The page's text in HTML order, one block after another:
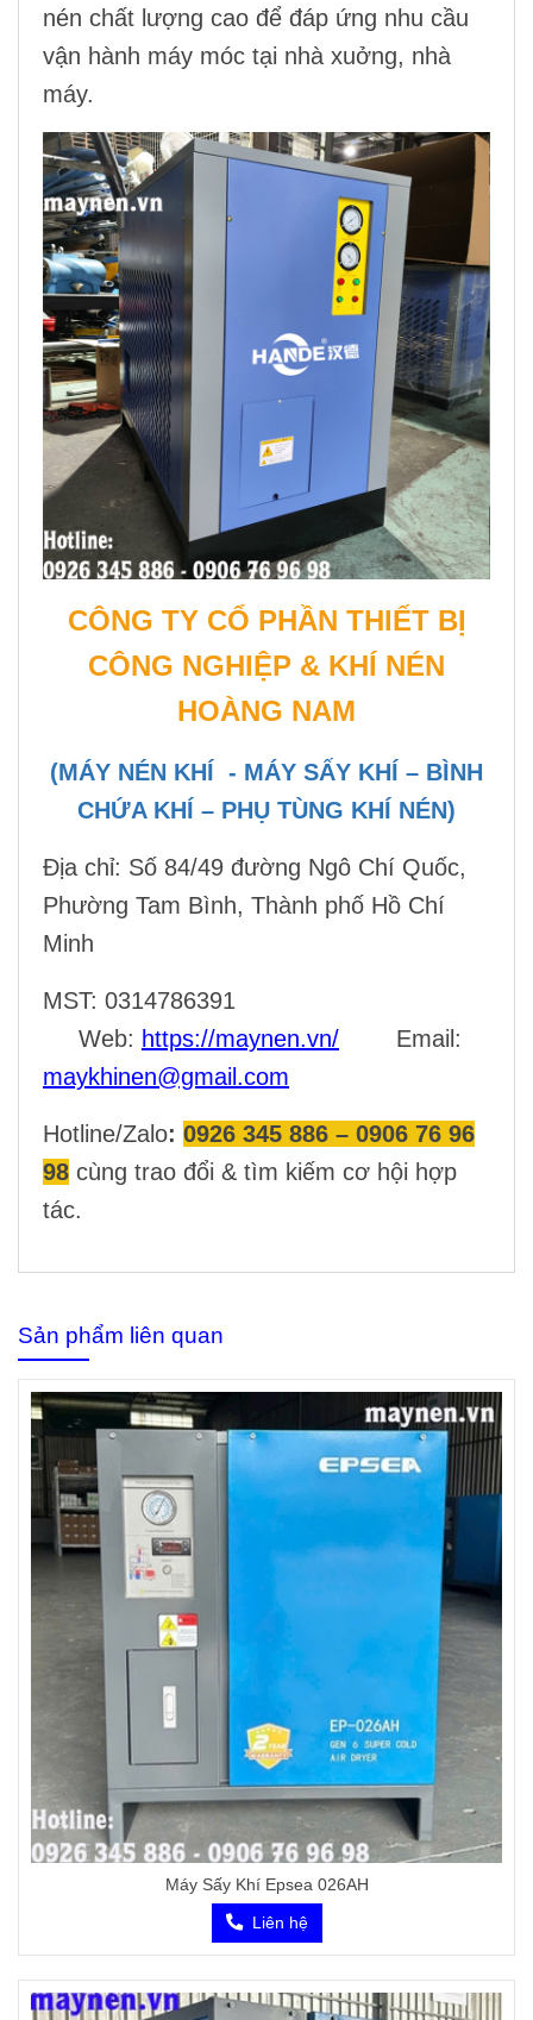
nén chất lượng cao để đáp ứng nhu cầu
vận hành máy móc tại nhà xuởng, nhà
máy.
CÔNG TY CỔ PHẦN THIẾT BỊ
CÔNG NGHIỆP & KHÍ NÉN
HOÀNG NAM
(MÁY NÉN KHÍ - MÁY SẤY KHÍ – BÌNH
CHỨA KHÍ – PHỤ TÙNG KHÍ NÉN)
Địa chỉ: Số 84/49 đường Ngô Chí Quốc,
Phường Tam Bình, Thành phố Hồ Chí
Minh
MST: 0314786391
Web: https://maynen.vn/ Email:
maykhinen@gmail.com
Hotline/Zalo: 0926 345 886 – 0906 76 96
98 cùng trao đổi & tìm kiếm cơ hội hợp
tác.
Sản phẩm liên quan
Máy Sấy Khí Epsea 026AH
Liên hệ